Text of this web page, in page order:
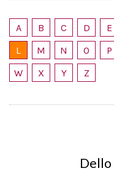
LIBRI
Calendario
A B C D E
L
M N O P
W
X Y Z
Dello